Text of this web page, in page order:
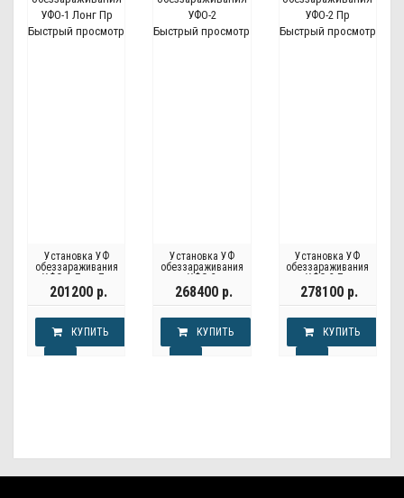
Быстрый просмотр
Установка УФ
обеззараживания
УФО-1 Лонг Пр
201200 р.
КУПИТЬ
Быстрый просмотр
Установка УФ
обеззараживания
УФО-2
268400 р.
КУПИТЬ
Быстрый просмотр
Установка УФ
обеззараживания
УФО-2 Пр
278100 р.
КУПИТЬ